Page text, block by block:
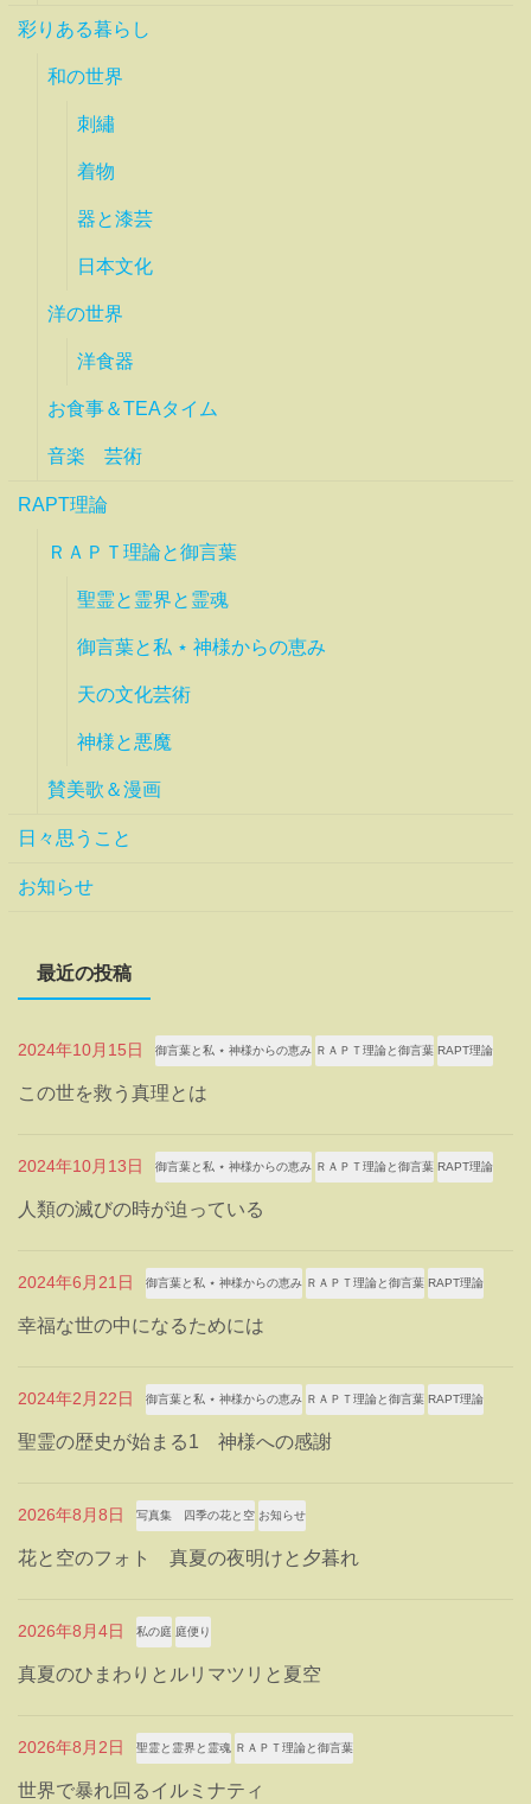
彩りある暮らし
和の世界
刺繡
着物
器と漆芸
日本文化
洋の世界
洋食器
お食事＆TEAタイム
音楽 芸術
RAPT理論
ＲＡＰＴ理論と御言葉
聖霊と霊界と霊魂
御言葉と私 ⋆ 神様からの恵み
天の文化芸術
神様と悪魔
賛美歌＆漫画
日々思うこと
お知らせ
最近の投稿
2024年10月15日 御言葉と私 ⋆ 神様からの恵み ＲＡＰＴ理論と御言葉 RAPT理論
この世を救う真理とは
2024年10月13日 御言葉と私 ⋆ 神様からの恵み ＲＡＰＴ理論と御言葉 RAPT理論
人類の滅びの時が迫っている
2024年6月21日 御言葉と私 ⋆ 神様からの恵み ＲＡＰＴ理論と御言葉 RAPT理論
幸福な世の中になるためには
2024年2月22日 御言葉と私 ⋆ 神様からの恵み ＲＡＰＴ理論と御言葉 RAPT理論
聖霊の歴史が始まる1 神様への感謝
2026年8月8日 写真集 四季の花と空 お知らせ
花と空のフォト 真夏の夜明けと夕暮れ
2026年8月4日 私の庭 庭便り
真夏のひまわりとルリマツリと夏空
2026年8月2日 聖霊と霊界と霊魂 ＲＡＰＴ理論と御言葉
世界で暴れ回るイルミナティ